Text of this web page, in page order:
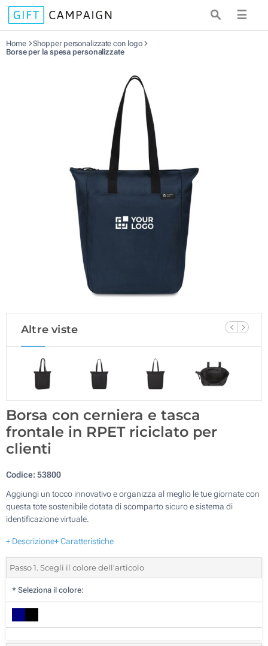
☰
Home
Shopper personalizzate con logo
Borse per la spesa personalizzate
Altre viste
Borsa con cerniera e tasca
frontale in RPET riciclato per
clienti
Codice:53800
Aggiungi un tocco innovativo e organizza al meglio le tue giornate con
questa tote sostenibile dotata di scomparto sicuro e sistema di
identificazione virtuale.
+ Descrizione+ Caratteristiche
Passo 1. Scegli il colore dell'articolo
* Seleziona il colore: